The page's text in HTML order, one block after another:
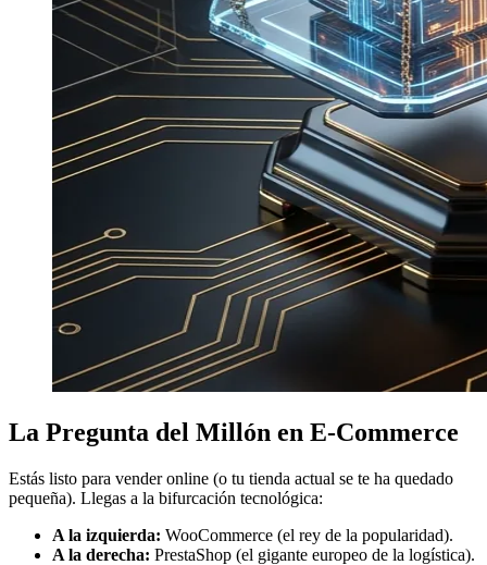
La Pregunta del Millón en E-Commerce
Estás listo para vender online (o tu tienda actual se te ha quedado
pequeña). Llegas a la bifurcación tecnológica:
A la izquierda: WooCommerce (el rey de la popularidad).
A la derecha: PrestaShop (el gigante europeo de la logística).